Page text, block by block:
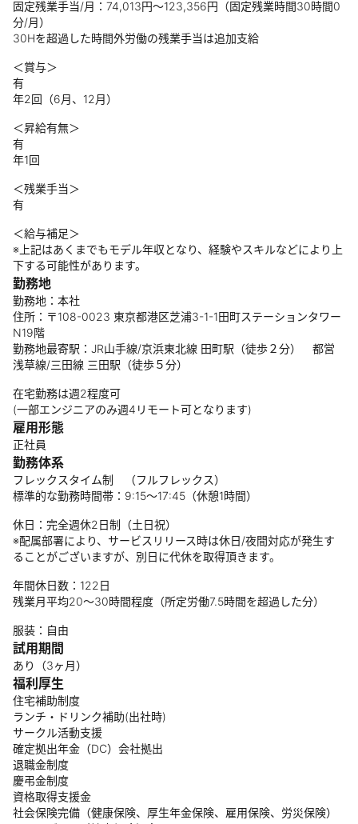
固定残業手当/月：74,013円～123,356円（固定残業時間30時間0
分/月）
30Hを超過した時間外労働の残業手当は追加支給
＜賞与＞
有
年2回（6月、12月）
＜昇給有無＞
有
年1回
＜残業手当＞
有
＜給与補足＞
※上記はあくまでもモデル年収となり、経験やスキルなどにより上
下する可能性があります。
勤務地
勤務地：本社
住所：〒108-0023 東京都港区芝浦3-1-1田町ステーションタワー
N19階
勤務地最寄駅：JR山手線/京浜東北線 田町駅（徒歩２分） 都営
浅草線/三田線 三田駅（徒歩５分）
在宅勤務は週2程度可
(一部エンジニアのみ週4リモート可となります)
雇用形態
正社員
勤務体系
フレックスタイム制 （フルフレックス）
標準的な勤務時間帯：9:15～17:45（休憩1時間）
休日：完全週休2日制（土日祝）
※配属部署により、サービスリリース時は休日/夜間対応が発生す
ることがございますが、別日に代休を取得頂きます。
年間休日数：122日
残業月平均20～30時間程度（所定労働7.5時間を超過した分）
服装：自由
試用期間
あり（3ヶ月）
福利厚生
住宅補助制度
ランチ・ドリンク補助(出社時)
サークル活動支援
確定拠出年金（DC）会社拠出
退職金制度
慶弔金制度
資格取得支援金
社会保険完備（健康保険、厚生年金保険、雇用保険、労災保険）